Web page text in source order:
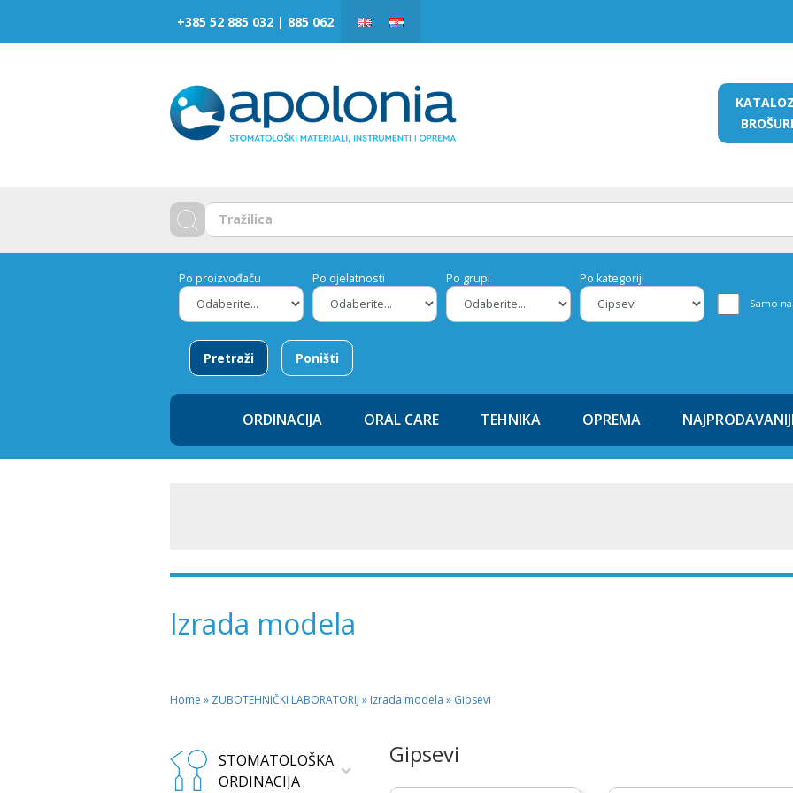
‎‎+385 52 885 032 | 885 062
Po proizvođaču Po djelatnosti Po grupi Po kategoriji
Samo
Pretraži Poništi
ORDINACIJA ORAL CARE TEHNIKA OPREMA
Izrada modela
Home » ZUBOTEHNIČKI LABORATORIJ » Izrada modela » Gipsevi
STOMATOLOŠKA
ORDINACIJA
Gipsevi